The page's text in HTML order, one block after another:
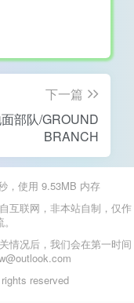
下一篇
部队/GROUND
BRANCH
，使用 9.53MB 内存
互联网，非本站自制，仅作
情况后，我们会在第一时间
reserved